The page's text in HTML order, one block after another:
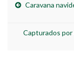
Caravana
Capturados por